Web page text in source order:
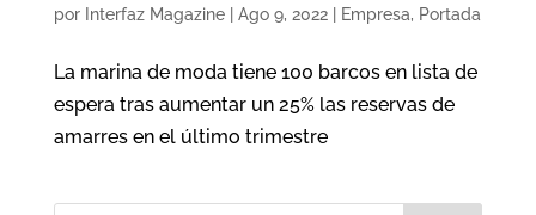
por Interfaz Magazine| Ago 9, 2022| Empresa, Portada
La marina de moda tiene 100 barcos en lista de
espera tras aumentar un 25% las reservas de
amarres en el último trimestre